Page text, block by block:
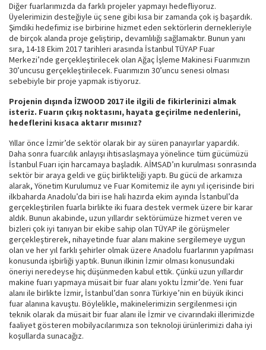
Diğer fuarlarımızda da farklı projeler yapmayı hedefliyoruz.
Üyelerimizin desteğiyle üç sene gibi kısa bir zamanda çok iş başardık.
Şimdiki hedefimiz ise birbirine hizmet eden sektörlerin dernekleriyle
de birçok alanda proje geliştirip, devamlılığı sağlamaktır. Bunun yanı
sıra, 14-18 Ekim 2017 tarihleri arasında İstanbul TÜYAP Fuar
Merkezi’nde gerçekleştirilecek olan Ağaç İşleme Makinesi Fuarımızın
30’uncusu gerçekleştirilecek. Fuarımızın 30’uncu senesi olması
sebebiyle bir proje yapmak istiyoruz.
Projenin dışında İZWOOD 2017 ile ilgili de fikirlerinizi almak
isteriz. Fuarın çıkış noktasını, hayata geçirilme nedenlerini,
hedeflerini kısaca aktarır mısınız?
Yıllar önce İzmir’de sektör olarak bir ay süren panayırlar yapardık.
Daha sonra fuarcılık anlayışı ihtisaslaşmaya yönelince tüm gücümüzü
İstanbul Fuarı için harcamaya başladık. AİMSAD’ın kurulması sonrasında
sektör bir araya geldi ve güç birlikteliği yaptı. Bu gücü de arkamıza
alarak, Yönetim Kurulumuz ve Fuar Komitemiz ile aynı yıl içerisinde biri
ilkbaharda Anadolu’da biri ise hali hazırda ekim ayında İstanbul’da
gerçekleştirilen fuarla birlikte iki fuara destek vermek üzere bir karar
aldık. Bunun akabinde, uzun yıllardır sektörümüze hizmet veren ve
bizleri çok iyi tanıyan bir ekibe sahip olan TÜYAP ile görüşmeler
gerçekleştirerek, nihayetinde fuar alanı makine sergilemeye uygun
olan ve her yıl farklı şehirler olmak üzere Anadolu fuarlarının yapılması
konusunda işbirliği yaptık. Bunun ilkinin İzmir olması konusundaki
öneriyi neredeyse hiç düşünmeden kabul ettik. Çünkü uzun yıllardır
makine fuarı yapmaya müsait bir fuar alanı yoktu İzmir’de. Yeni fuar
alanı ile birlikte İzmir, İstanbul’dan sonra Türkiye’nin en büyük ikinci
fuar alanına kavuştu. Böylelikle, makinelerimizin sergilenmesi için
teknik olarak da müsait bir fuar alanı ile İzmir ve civarındaki illerimizde
faaliyet gösteren mobilyacılarımıza son teknoloji ürünlerimizi daha iyi
koşullarda sunacağız.